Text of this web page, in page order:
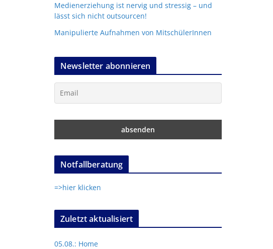
Medienerziehung ist nervig und stressig – und
lässt sich nicht outsourcen!
Manipulierte Aufnahmen von MitschülerInnen
Newsletter abonnieren
Notfallberatung
=>hier klicken
Zuletzt aktualisiert
05.08.: Home